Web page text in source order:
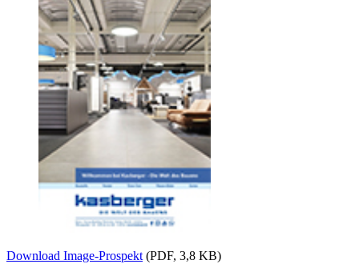
Download Image-Prospekt(PDF, 3,8 KB)